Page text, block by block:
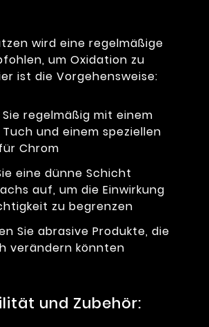
wird eine regelmäßige
um Oxidation zu
ist die Vorgehensweise:
Sie regelmäßig mit einem
und einem speziellen
Chrom
eine dünne Schicht
auf, um die Einwirkung
zu begrenzen
Sie abrasive Produkte, die
verändern könnten
und Zubehör: